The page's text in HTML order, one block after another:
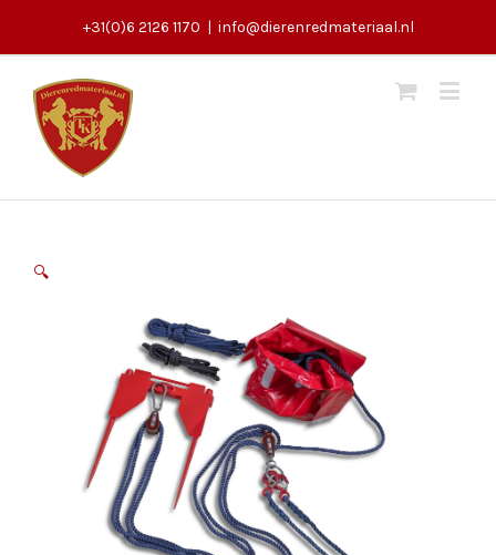
+31(0)6 2126 1170 | info@dierenredmateriaal.nl
🔍